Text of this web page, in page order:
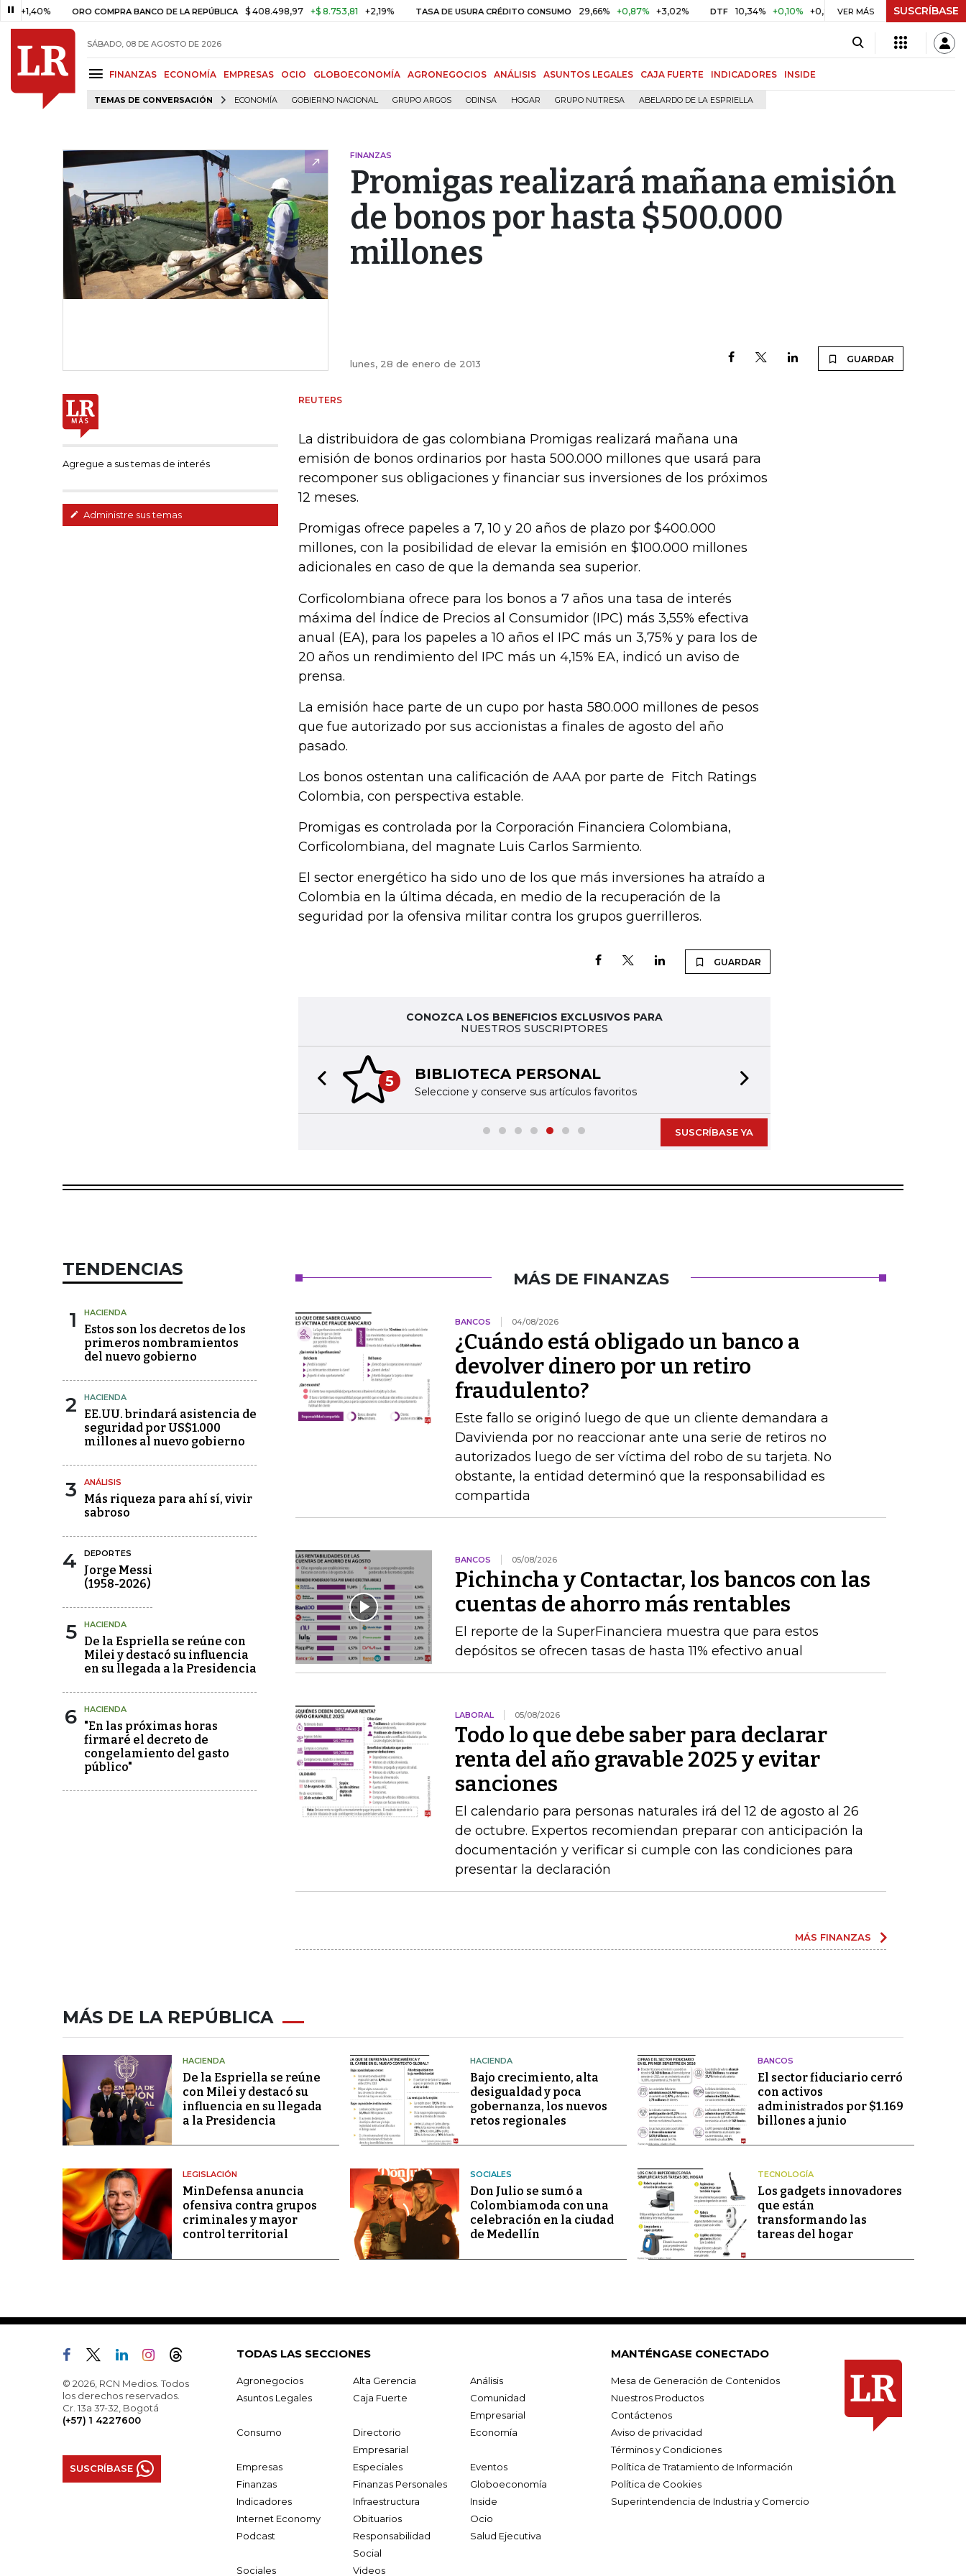
ORO COMPRA BANCO DE LA REPÚBLICA $ 408.498,97 +$ 8.753,81 +2,19% TASA DE USURA CRÉDITO CONSUMO 29,66% +0,87% +3,02% DTF 10,34% +0,10% +0,98% UVR $ 416,96 +$ 0,05
VER MÁS SUSCRÍBASE
SÁBADO, 08 DE AGOSTO DE 2026
FINANZAS ECONOMÍA EMPRESAS OCIO GLOBOECONOMÍA AGRONEGOCIOS ANÁLISIS ASUNTOS LEGALES CAJA FUERTE INDICADORES INSIDE
TEMAS DE CONVERSACIÓN ECONOMÍA GOBIERNO NACIONAL GRUPO ARGOS ODINSA HOGAR GRUPO NUTRESA ABELARDO DE LA ESPRIELLA
FINANZAS
Promigas realizará mañana emisión
de bonos por hasta $500.000
millones
lunes, 28 de enero de 2013 GUARDAR
Agregue a sus temas de interés
Administre sus temas
REUTERS
La distribuidora de gas colombiana Promigas realizará mañana una
emisión de bonos ordinarios por hasta 500.000 millones que usará para
recomponer sus obligaciones y financiar sus inversiones de los próximos
12 meses.
Promigas ofrece papeles a 7, 10 y 20 años de plazo por $400.000
millones, con la posibilidad de elevar la emisión en $100.000 millones
adicionales en caso de que la demanda sea superior.
Corficolombiana ofrece para los bonos a 7 años una tasa de interés
máxima del Índice de Precios al Consumidor (IPC) más 3,55% efectiva
anual (EA), para los papeles a 10 años el IPC más un 3,75% y para los de
20 años un rendimiento del IPC más un 4,15% EA, indicó un aviso de
prensa.
La emisión hace parte de un cupo por hasta 580.000 millones de pesos
que fue autorizado por sus accionistas a finales de agosto del año
pasado.
Los bonos ostentan una calificación de AAA por parte de Fitch Ratings
Colombia, con perspectiva estable.
Promigas es controlada por la Corporación Financiera Colombiana,
Corficolombiana, del magnate Luis Carlos Sarmiento.
El sector energético ha sido uno de los que más inversiones ha atraído a
Colombia en la última década, en medio de la recuperación de la
seguridad por la ofensiva militar contra los grupos guerrilleros.
GUARDAR
CONOZCA LOS BENEFICIOS EXCLUSIVOS PARA
NUESTROS SUSCRIPTORES
5 BIBLIOTECA PERSONAL
Seleccione y conserve sus artículos favoritos
Previous slide
SUSCRÍBASE YA
TENDENCIAS
1 HACIENDA
Estos son los decretos de los
primeros nombramientos
del nuevo gobierno
2 HACIENDA
EE.UU. brindará asistencia de
seguridad por US$1.000
millones al nuevo gobierno
3 ANÁLISIS
Más riqueza para ahí sí, vivir
sabroso
4 DEPORTES
Jorge Messi
(1958-2026)
5 HACIENDA
De la Espriella se reúne con
Milei y destacó su influencia
en su llegada a la Presidencia
6 HACIENDA
"En las próximas horas
firmaré el decreto de
congelamiento del gasto
público"
MÁS DE FINANZAS
BANCOS 04/08/2026
¿Cuándo está obligado un banco a
devolver dinero por un retiro
fraudulento?
Este fallo se originó luego de que un cliente demandara a
Davivienda por no reaccionar ante una serie de retiros no
autorizados luego de ser víctima del robo de su tarjeta. No
obstante, la entidad determinó que la responsabilidad es
compartida
BANCOS 05/08/2026
Pichincha y Contactar, los bancos con las
cuentas de ahorro más rentables
El reporte de la SuperFinanciera muestra que para estos
depósitos se ofrecen tasas de hasta 11% efectivo anual
LABORAL 05/08/2026
Todo lo que debe saber para declarar
renta del año gravable 2025 y evitar
sanciones
El calendario para personas naturales irá del 12 de agosto al 26
de octubre. Expertos recomiendan preparar con anticipación la
documentación y verificar si cumple con las condiciones para
presentar la declaración
MÁS FINANZAS
MÁS DE LA REPÚBLICA
HACIENDA
De la Espriella se reúne
con Milei y destacó su
influencia en su llegada
a la Presidencia
HACIENDA
Bajo crecimiento, alta
desigualdad y poca
gobernanza, los nuevos
retos regionales
BANCOS
El sector fiduciario cerró
con activos
administrados por $1.169
billones a junio
LEGISLACIÓN
MinDefensa anuncia
ofensiva contra grupos
criminales y mayor
control territorial
SOCIALES
Don Julio se sumó a
Colombiamoda con una
celebración en la ciudad
de Medellín
TECNOLOGÍA
Los gadgets innovadores
que están
transformando las
tareas del hogar
© 2026, RCN Medios. Todos
los derechos reservados.
Cr. 13a 37-32, Bogotá
(+57) 1 4227600
SUSCRÍBASE
TODAS LAS SECCIONES
Agronegocios Alta Gerencia
Análisis
Asuntos Legales
Caja Fuerte
Comunidad
Empresarial
Consumo
Directorio
Empresarial
Economía
Empresas Especiales
Eventos
Finanzas
Finanzas Personales
Globoeconomía
Indicadores
Infraestructura
Inside
Internet Economy
Obituarios
Ocio
Podcast
Responsabilidad
Social
Salud Ejecutiva
Sociales Videos
MANTÉNGASE CONECTADO
Mesa de Generación de Contenidos
Nuestros Productos
Contáctenos
Aviso de privacidad
Términos y Condiciones
Política de Tratamiento de Información
Política de Cookies
Superintendencia de Industria y Comercio